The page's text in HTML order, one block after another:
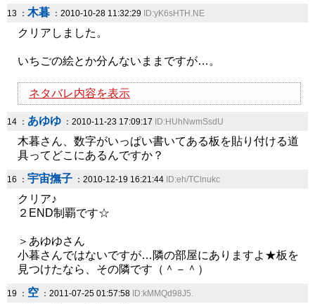
13 ： 木暮 ：2010-10-28 11:32:29 ID:yK6sHTH.NE
クリアしました。
いちごの絵とか分んないままですが…。
ネタバレ内容を表示
14 ： あゆゆ ：2010-11-23 17:09:17 ID:HUhNwmSsdU
木暮さん、数字がいっぱい書いてある板を貼り付ける道
具ってどこにあるんですか？
16 ： 宇宙撫子 ：2010-12-19 16:21:44 ID:eh/TClnukc
クリア♪
２END制覇です☆
＞あゆゆさん
小暮さんではないですが…隣の部屋にありますよ★板を
見つけたなら、その隣です（＾－＾）
19 ： 空 ：2011-07-25 01:57:58 ID:kMMQd98J5.